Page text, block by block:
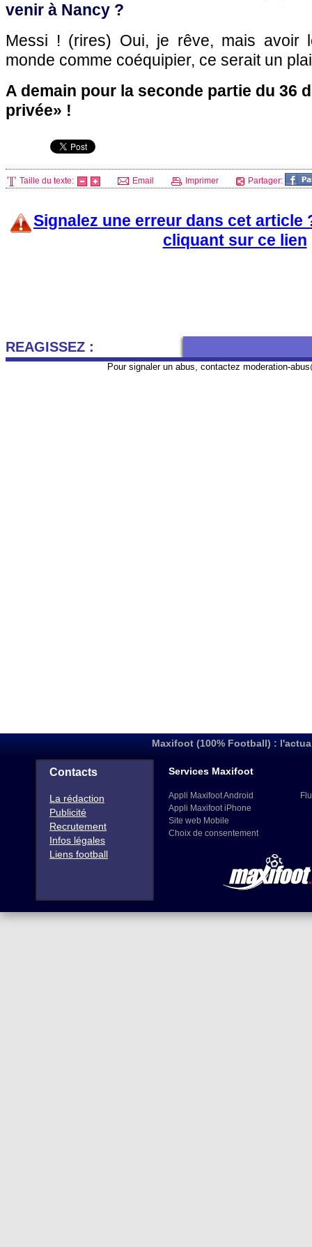
venir à Nancy ?
Messi ! (rires) Oui, je rêve, mais avoir
monde comme coéquipier, ce serait un
A demain pour la seconde partie du 36
privée» !
Taille du texte: Email Imprimer Partager:
Signalez une erreur dans cet article
cliquant sur ce lien
REAGISSEZ :
Pour signaler un abus, contactez moderation-
Maxifoot (100% Football) :
Contacts
La rédaction
Publicité
Recrutement
Infos légales
Liens football
Services Maxifoot
Appli Maxifoot Android
Appli Maxifoot iPhone
Site web Mobile
Choix de consentement